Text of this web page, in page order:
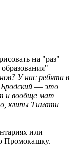
на "раз"
образования" —
У нас ребята в
— это
и вообще мат
клипы Тимати
или
Промокашку.